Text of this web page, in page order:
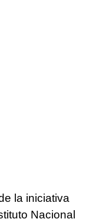
la iniciativa
Nacional